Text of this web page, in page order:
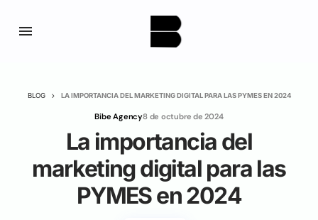
BLOG LA IMPORTANCIA DEL MARKETING DIGITAL PARA LAS PYMES EN 2024
Bibe Agency8 de octubre de 2024
La importancia del
marketing digital para las
PYMES en 2024